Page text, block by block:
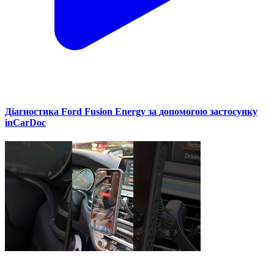
Діагностика Ford Fusion Energy за допомогою застосунку
inCarDoc